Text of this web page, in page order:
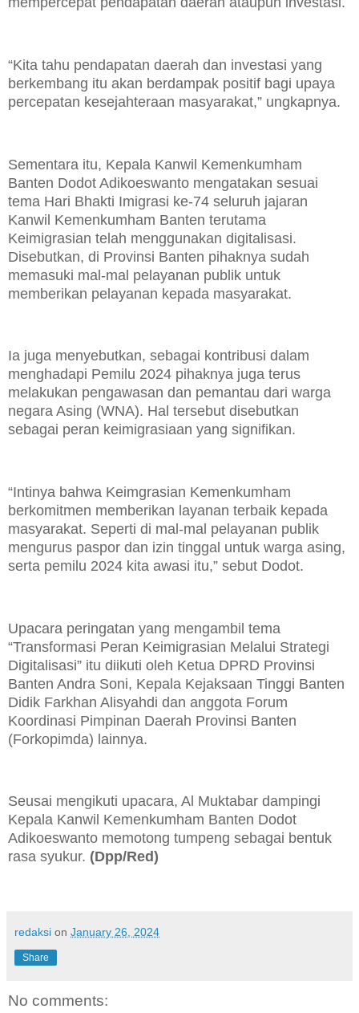
“Kita tahu pendapatan daerah dan investasi yang
berkembang itu akan berdampak positif bagi upaya
percepatan kesejahteraan masyarakat,” ungkapnya.
Sementara itu, Kepala Kanwil Kemenkumham
Banten Dodot Adikoeswanto mengatakan sesuai
tema Hari Bhakti Imigrasi ke-74 seluruh jajaran
Kanwil Kemenkumham Banten terutama
Keimigrasian telah menggunakan digitalisasi.
Disebutkan, di Provinsi Banten pihaknya sudah
memasuki mal-mal pelayanan publik untuk
memberikan pelayanan kepada masyarakat.
Ia juga menyebutkan, sebagai kontribusi dalam
menghadapi Pemilu 2024 pihaknya juga terus
melakukan pengawasan dan pemantau dari warga
negara Asing (WNA). Hal tersebut disebutkan
sebagai peran keimigrasiaan yang signifikan.
“Intinya bahwa Keimgrasian Kemenkumham
berkomitmen memberikan layanan terbaik kepada
masyarakat. Seperti di mal-mal pelayanan publik
mengurus paspor dan izin tinggal untuk warga asing,
serta pemilu 2024 kita awasi itu,” sebut Dodot.
Upacara peringatan yang mengambil tema
“Transformasi Peran Keimigrasian Melalui Strategi
Digitalisasi” itu diikuti oleh Ketua DPRD Provinsi
Banten Andra Soni, Kepala Kejaksaan Tinggi Banten
Didik Farkhan Alisyahdi dan anggota Forum
Koordinasi Pimpinan Daerah Provinsi Banten
(Forkopimda) lainnya.
Seusai mengikuti upacara, Al Muktabar dampingi
Kepala Kanwil Kemenkumham Banten Dodot
Adikoeswanto memotong tumpeng sebagai bentuk
rasa syukur. (Dpp/Red)
redaksi on January 26, 2024
Share
No comments: